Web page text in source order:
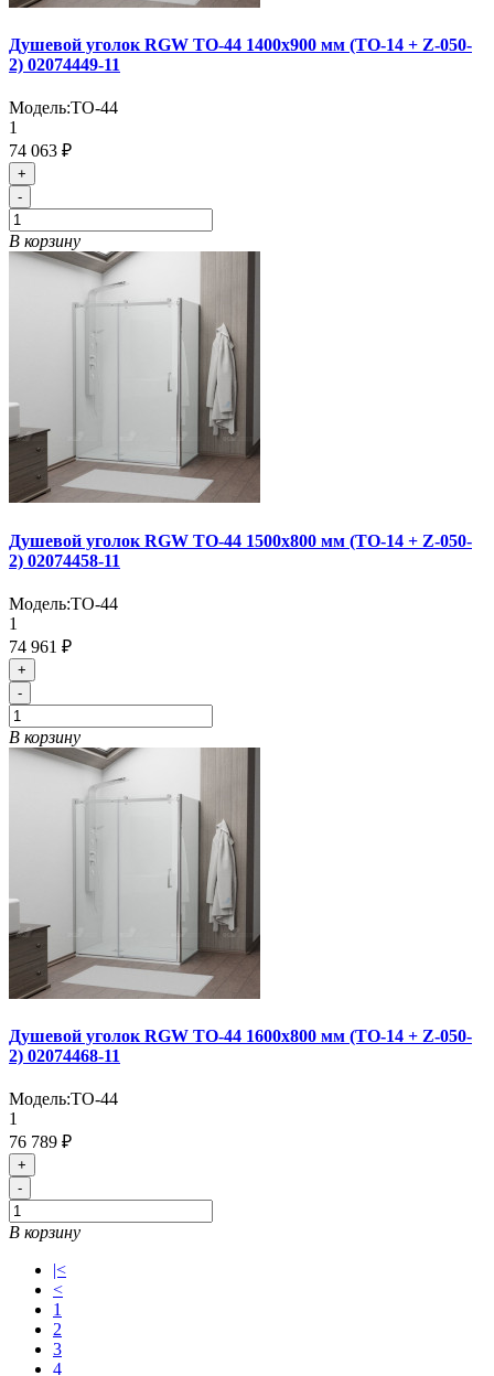
Душевой уголок RGW TO-44 1400x900 мм (TO-14 + Z-050-
2) 02074449-11
Модель:TO-44
1
74 063 ₽
+
-
В корзину
Душевой уголок RGW TO-44 1500x800 мм (TO-14 + Z-050-
2) 02074458-11
Модель:TO-44
1
74 961 ₽
+
-
В корзину
Душевой уголок RGW TO-44 1600x800 мм (TO-14 + Z-050-
2) 02074468-11
Модель:TO-44
1
76 789 ₽
+
-
В корзину
|<
<
1
2
3
4